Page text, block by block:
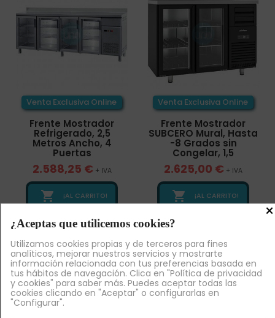
Venta Exclusiva Online
Frente Mostrador
Refrigerado, 2,5
Metros Ancho, 4
Puertas
2.588,25 € + IVA
 ¡AL CARRITO!
Venta Exclusiva Online
Frente Mostrador
SUBCERO Mural, Hasta
-8 Grados sin
Congelar, 1,5
2.625,00 € + IVA
 ¡AL CARRITO!
×
¿Aceptas que utilicemos cookies?
Utilizamos cookies propias y de terceros para fines
analíticos, mejorar nuestros servicios y mostrarte
información relacionada con tus preferencias basada en
tus hábitos de navegación. Clica en "Política de privacidad
y cookies" para saber más. Puedes aceptar todas las
cookies clicando en "Aceptar" o configurarlas en
"Configurar".